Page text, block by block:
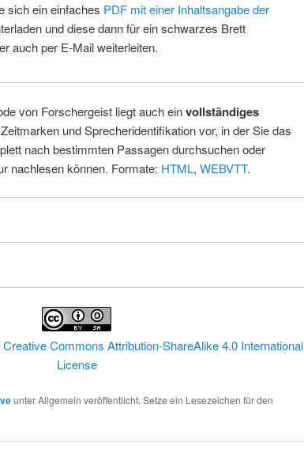
sich ein einfaches PDF mit einer Inhaltsangabe der
und diese dann für ein schwarzes Brett
auch per E-Mail weiterleiten.
von Forschergeist liegt auch einvollständiges
und Sprecheridentifikation vor, in der Sie das
nach bestimmten Passagen durchsuchen oder
nachlesen können. Formate: HTML, WEBVTT.
Creative Commons Attribution-ShareAlike 4.0 International
License
unter Allgemein veröffentlicht. Setze ein Lesezeichen für den